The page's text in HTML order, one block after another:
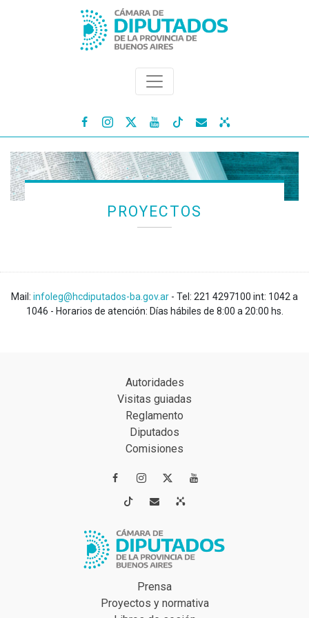
   
PROYECTOS
Mail: infoleg@hcdiputados-ba.gov.ar - Tel: 221 4297100 int: 1042 a
1046 - Horarios de atención: Días hábiles de 8:00 a 20:00 hs.
Autoridades
Visitas guiadas
Reglamento
Diputados
Comisiones
 
 
Prensa
Proyectos y normativa